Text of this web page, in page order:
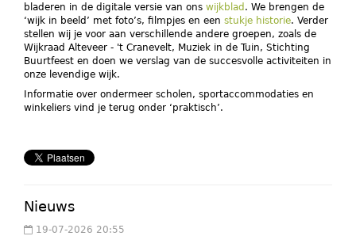
bladeren in de digitale versie van ons wijkblad . We brengen de
‘wijk in beeld’ met foto’s, filmpjes en een stukje historie. Verder
stellen wij je voor aan verschillende andere groepen, zoals de
Wijkraad Alteveer - 't Cranevelt, Muziek in de Tuin, Stichting
Buurtfeest en doen we verslag van de succesvolle activiteiten in
onze levendige wijk.
Informatie over ondermeer scholen, sportaccommodaties en
winkeliers vind je terug onder ‘praktisch’.
Nieuws
19-07-2026 20:55